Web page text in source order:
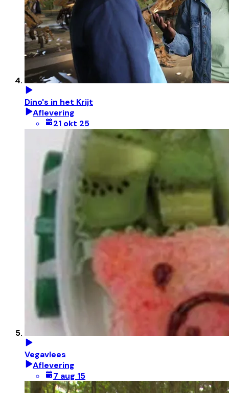
Dino's in het Krijt
Aflevering
21 okt 25
Vegavlees
Aflevering
7 aug 15